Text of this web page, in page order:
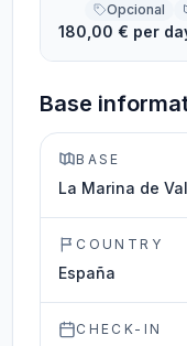
Opcional
180,00 € per
Base
BASE
La Marina de
COUNTRY
España
CHECK-IN